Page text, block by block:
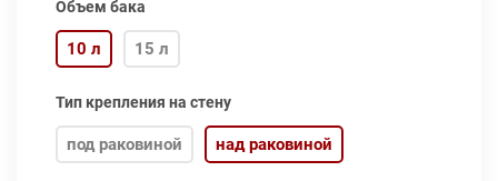
Объем бака
10 л 15 л
Тип крепления на стену
под раковиной над раковиной